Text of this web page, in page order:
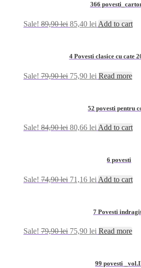
366
Sale! 89,90lei 85,40 lei Add to cart
4 Povesti clasice cu cate
Sale! 79,90lei 75,90 lei Read more
52 povesti pentru
Sale! 84,90lei 80,66 lei Add to cart
6 povesti
Sale! 74,90lei 71,16 lei Add to cart
7 Povesti
Sale! 79,90lei 75,90 lei Read more
99 povesti